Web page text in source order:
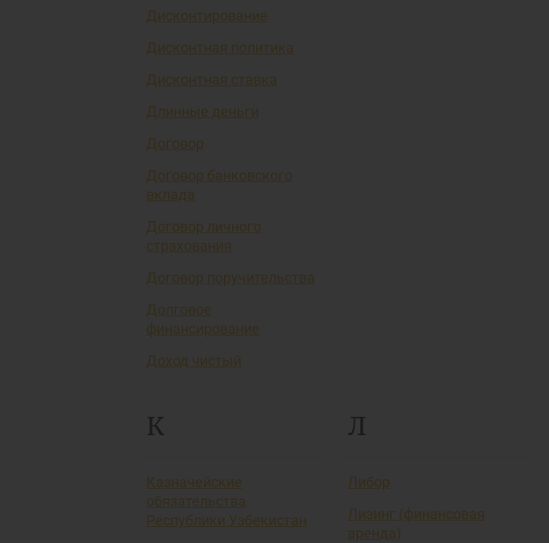
Дисконтирование
Дисконтная политика
Дисконтная ставка
Длинные деньги
Договор
Договор банковского
вклада
Договор личного
страхования
Договор поручительства
Долговое
финансирование
Доход чистый
К
Казначейские
обязательства
Республики Узбекистан
Л
Либор
Лизинг (финансовая
аренда)